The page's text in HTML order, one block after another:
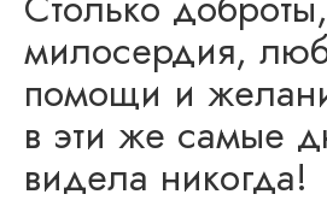
милосердия,
помощи и
в эти же самые
видела никогда!